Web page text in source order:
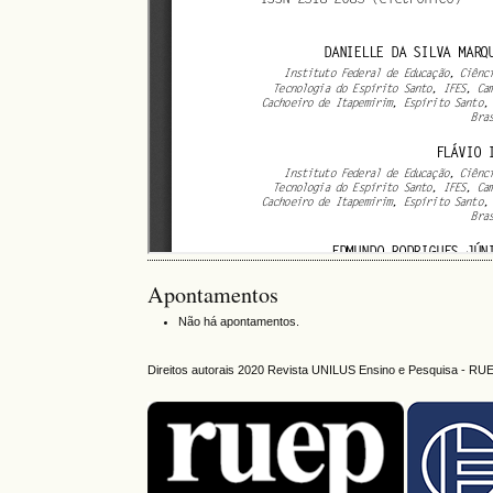
Apontamentos
Não há apontamentos.
Direitos autorais 2020 Revista UNILUS Ensino e Pesquisa -